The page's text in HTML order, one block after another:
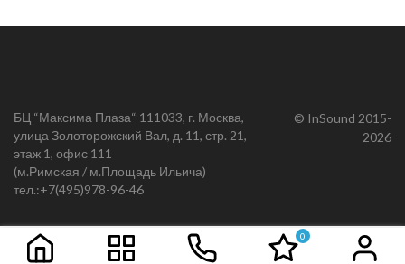
БЦ “Максима Плаза“ 111033, г. Москва,
улица Золоторожский Вал, д. 11, стр. 21,
этаж 1, офис 111
(м.Римская / м.Площадь Ильича)
тел.:+7(495)978-96-46
© InSound 2015-
2026
0